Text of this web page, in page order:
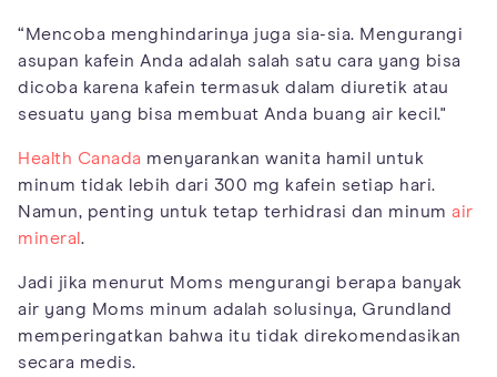
“Mencoba menghindarinya juga sia-sia. Mengurangi
asupan kafein Anda adalah salah satu cara yang bisa
dicoba karena kafein termasuk dalam diuretik atau
sesuatu yang bisa membuat Anda buang air kecil."
Health Canada menyarankan wanita hamil untuk
minum tidak lebih dari 300 mg kafein setiap hari.
Namun, penting untuk tetap terhidrasi dan minum air
mineral .
Jadi jika menurut Moms mengurangi berapa banyak
air yang Moms minum adalah solusinya, Grundland
memperingatkan bahwa itu tidak direkomendasikan
secara medis.